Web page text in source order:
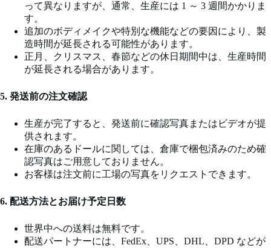
って異なりますが、通常、生産には 1 ～ 3 週間かかりま
す。
追加のボディメイクや特別な機能などの要因により、製
造時間が延長される可能性があります。
正月、クリスマス、春節などの休日期間中は、生産時間
が延長される場合があります。
5. 発送前の注文確認
生産が完了すると、発送前に確認写真またはビデオが提
供されます。
在庫のあるドールに関しては、倉庫で梱包済みのため確
認写真はご用意しておりません。
お客様は注文前に工場の写真をリクエストできます。
6. 配送方法とお届け予定日数
世界中への送料は無料です。
配送パートナーには、FedEx、UPS、DHL、DPD などが